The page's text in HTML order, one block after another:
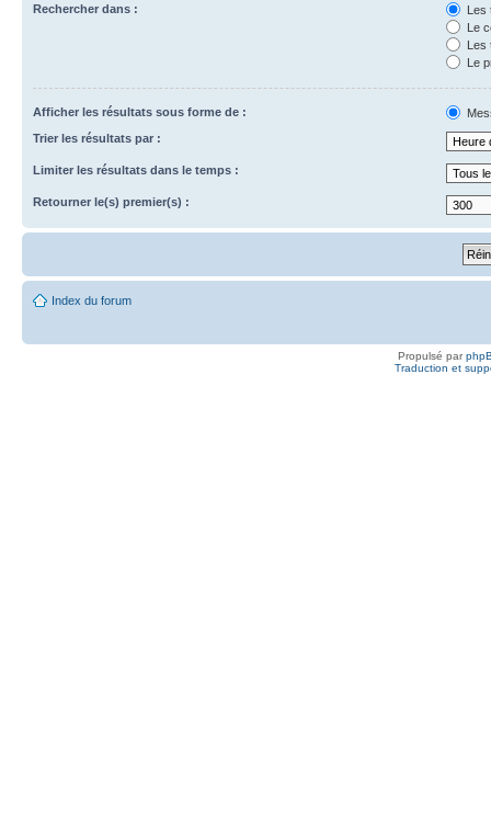
Rechercher dans :
Les
Le
Les
Le
Afficher les résultats sous forme de :
Trier les résultats par :
Limiter les résultats dans le temps :
Retourner le(s) premier(s) :
Index du forum
Propulsé par
Traduction et